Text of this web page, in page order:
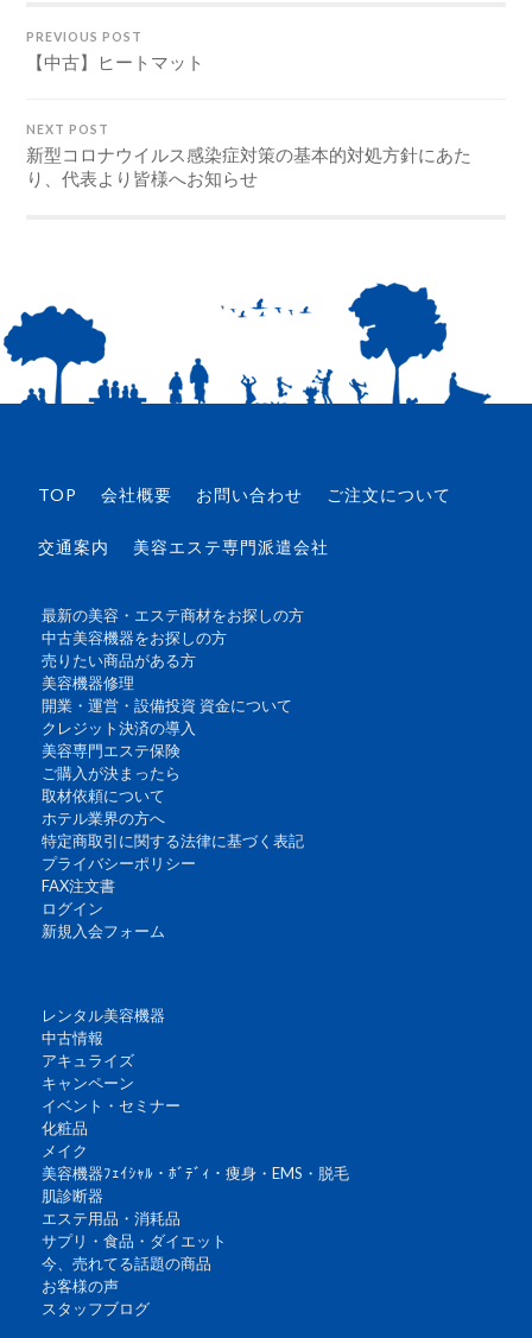
PREVIOUS POST
【中古】ヒートマット
NEXT POST
新型コロナウイルス感染症対策の基本的対処方針にあた
り、代表より皆様へお知らせ
TOP 会社概要 お問い合わせ ご注文について
交通案内 美容エステ専門派遣会社
最新の美容・エステ商材をお探しの方
中古美容機器をお探しの方
売りたい商品がある方
美容機器修理
開業・運営・設備投資 資金について
クレジット決済の導入
美容専門エステ保険
ご購入が決まったら
取材依頼について
ホテル業界の方へ
特定商取引に関する法律に基づく表記
プライバシーポリシー
FAX注文書
ログイン
新規入会フォーム
レンタル美容機器
中古情報
アキュライズ
キャンペーン
イベント・セミナー
化粧品
メイク
美容機器ﾌｪｲｼｬﾙ・ﾎﾞﾃﾞｨ・痩身・EMS・脱毛
肌診断器
エステ用品・消耗品
サプリ・食品・ダイエット
今、売れてる話題の商品
お客様の声
スタッフブログ